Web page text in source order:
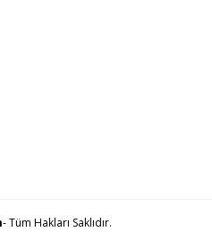
- Tüm Hakları Saklıdır.